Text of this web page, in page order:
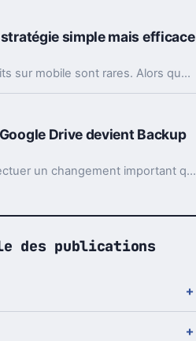
simple mais efficace
Les jeux intégralement gratuits sur mobile sont rares. Alors quand en plus ils sont sympathiques, pourquoi se priver ? Place aujourd'hui à Antiyoy, un jeu de stratégie au tour par tour sur Android.
Drive devient Backup
Google Drive s’apprête à effectuer un changement important qui modifiera radicalement sa stratégie. L’application va non seulement changer de nom, mais permettra surtout de réaliser les sauvegardes automatiques d'un PC dans le Cloud.
des publications